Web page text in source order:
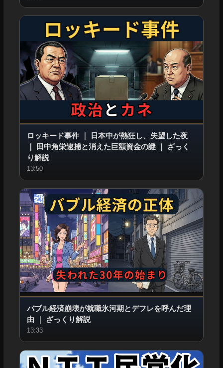
ロッキード事件｜
日本中が熱狂し、失望した夜
｜
田中角栄逮捕と消えた巨額資金の謎｜
ざっく
り解説
13:50
バブル経済崩壊が就職氷河期とデフレを呼んだ理
由 ｜ ざっくり解説
13:33